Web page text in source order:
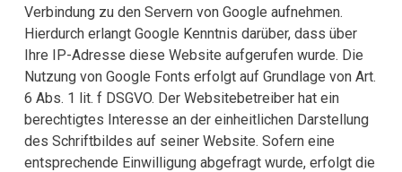
Verbindung zu den Servern von Google aufnehmen.
Hierdurch erlangt Google Kenntnis darüber, dass über
Ihre IP-Adresse diese Website aufgerufen wurde. Die
Nutzung von Google Fonts erfolgt auf Grundlage von Art.
6 Abs. 1 lit. f DSGVO. Der Websitebetreiber hat ein
berechtigtes Interesse an der einheitlichen Darstellung
des Schriftbildes auf seiner Website. Sofern eine
entsprechende Einwilligung abgefragt wurde, erfolgt die